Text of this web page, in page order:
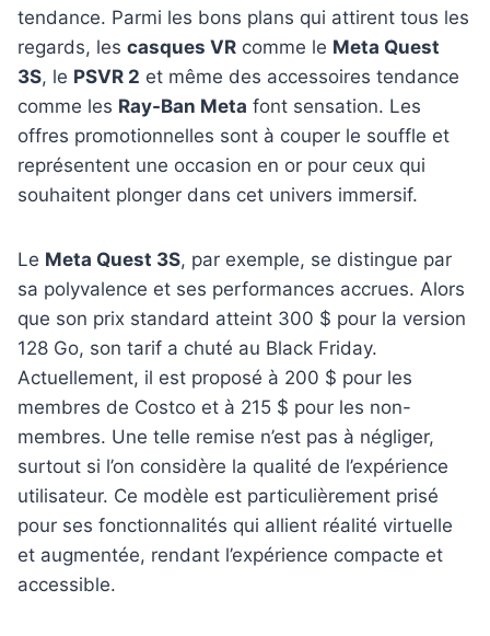
tendance. Parmi les bons plans qui attirent tous les
regards, les casques VR comme le Meta Quest
3S, le PSVR 2 et même des accessoires tendance
comme les Ray-Ban Meta font sensation. Les
offres promotionnelles sont à couper le souffle et
représentent une occasion en or pour ceux qui
souhaitent plonger dans cet univers immersif.
Le Meta Quest 3S, par exemple, se distingue par
sa polyvalence et ses performances accrues. Alors
que son prix standard atteint 300 $ pour la version
128 Go, son tarif a chuté au Black Friday.
Actuellement, il est proposé à 200 $ pour les
membres de Costco et à 215 $ pour les non-
membres. Une telle remise n’est pas à négliger,
surtout si l’on considère la qualité de l’expérience
utilisateur. Ce modèle est particulièrement prisé
pour ses fonctionnalités qui allient réalité virtuelle
et augmentée, rendant l’expérience compacte et
accessible.